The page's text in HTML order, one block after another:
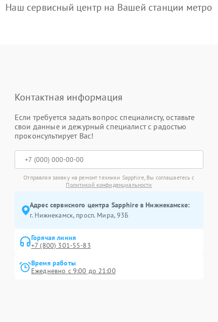
Наш сервисный центр на Вашей станции метро
Контактная информация
Если требуется задать вопрос специалисту, оставьте
свои данные и дежурный специалист с радостью
проконсультирует Вас!
Отправляя заявку на ремонт техники Sapphire, Вы соглашаетесь с
Политикой конфиденциальности
Адрес сервисного центра Sapphire в Нижнекамске:
г. Нижнекамск, просп. Мира, 93Б
Горячая линия
+7 (800) 301-55-83
Время работы
Ежедневно с 9:00 до 21:00